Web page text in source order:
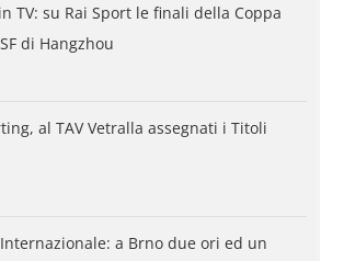
TV: su Rai Sport le finali della Coppa
di Hangzhou
al TAV Vetralla assegnati i Titoli
a Brno due ori ed un